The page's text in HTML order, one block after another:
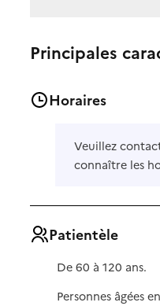
Principales
Horaires
Veuillez
connaître les
Patientèle
De 60 à 120 ans.
Personnes âgées